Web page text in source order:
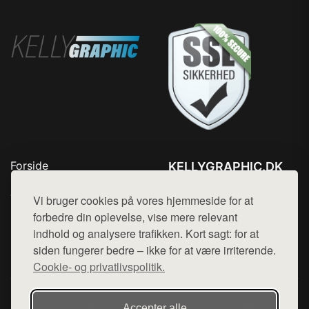
Vi bruger cookies på vores hjemmeside for at
forbedre din oplevelse, vise mere relevant
indhold og analysere trafikken. Kort sagt: for at
siden fungerer bedre – ikke for at være irriterende.
Cookie- og privatlivspolitik.
Forside
Top Rabatter
Blog
Kontakt
KELLYGRAPHIC.DK
Mail: hej@want.dk
Cookie- og privatlivspolitik
Denne side er en del af want.dk, der udgiver en række